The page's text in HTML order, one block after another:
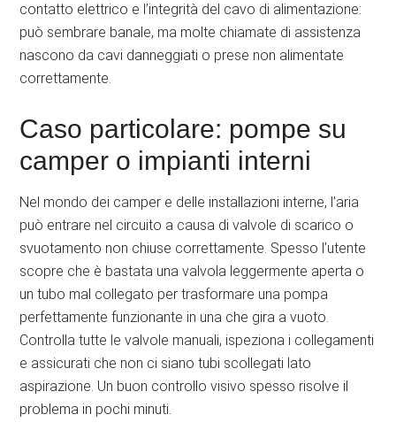
contatto elettrico e l’integrità del cavo di alimentazione:
può sembrare banale, ma molte chiamate di assistenza
nascono da cavi danneggiati o prese non alimentate
correttamente.
Caso particolare: pompe su
camper o impianti interni
Nel mondo dei camper e delle installazioni interne, l’aria
può entrare nel circuito a causa di valvole di scarico o
svuotamento non chiuse correttamente. Spesso l’utente
scopre che è bastata una valvola leggermente aperta o
un tubo mal collegato per trasformare una pompa
perfettamente funzionante in una che gira a vuoto.
Controlla tutte le valvole manuali, ispeziona i collegamenti
e assicurati che non ci siano tubi scollegati lato
aspirazione. Un buon controllo visivo spesso risolve il
problema in pochi minuti.